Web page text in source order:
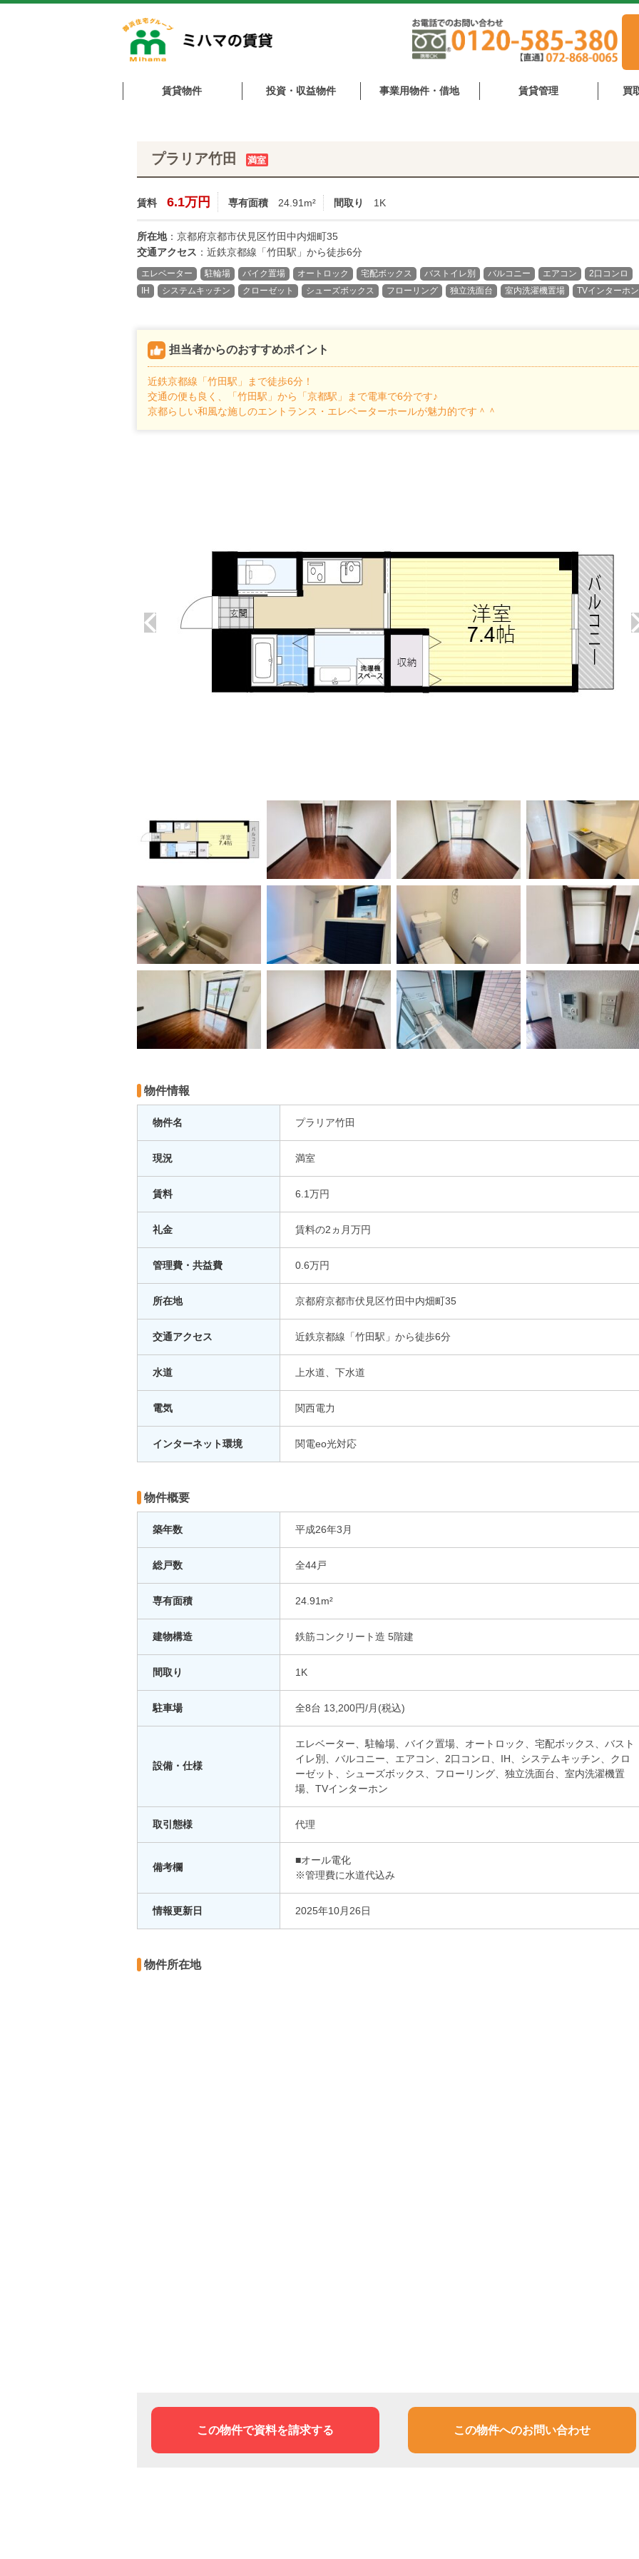
賃貸物件 投資・収益物件 事業用物件・借地 賃貸管理 買
プラリア竹田 満室
賃料 6.1万円 専有面積 24.91m² 間取り 1K
所在地：京都府京都市伏見区竹田中内畑町35
交通アクセス ：近鉄京都線「竹田駅」から徒歩6分
エレベーター 駐輪場 バイク置場 オートロック 宅配ボックス バストイレ別 バルコニー エアコン
2口コンロ
IH
システムキッチン クローゼット シューズボックス フローリング 独立洗面台 室内洗濯機置場 TVインターホン
担当者からのおすすめポイント
近鉄京都線「竹田駅」まで徒歩6分！
交通の便も良く、「竹田駅」から「京都駅」まで電車で6分です♪
京都らしい和風な施しのエントランス・エレベーターホールが魅力的です＾＾
物件情報
物件名 プラリア竹田
現況 満室
賃料 6.1万円
礼金 賃料の2ヵ月万円
管理費・共益費 0.6万円
所在地 京都府京都市伏見区竹田中内畑町35
交通アクセス 近鉄京都線「竹田駅」から徒歩6分
水道 上水道、下水道
電気 関西電力
インターネット環境 関電eo光対応
物件概要
築年数 平成26年3月
総戸数 全44戸
専有面積 24.91m²
建物構造 鉄筋コンクリート造 5階建
間取り 1K
駐車場 全8台 13,200円/月(税込)
設備・仕様
エレベーター、駐輪場、バイク置場、オートロック、宅配ボックス、バスト
イレ別、バルコニー、エアコン、2口コンロ、IH、システムキッチン、クロ
ーゼット、シューズボックス、フローリング、独立洗面台、室内洗濯機置
場、TVインターホン
取引態様 代理
備考欄
■オール電化
※管理費に水道代込み
情報更新日 2025年10月26日
物件所在地
この物件で資料を請求する この物件へのお問い合わせ